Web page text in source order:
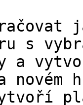
s
a